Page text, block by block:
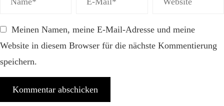
Meinen Namen, meine E-Mail-Adresse und meine
Website in diesem Browser für die nächste Kommentierung
speichern.